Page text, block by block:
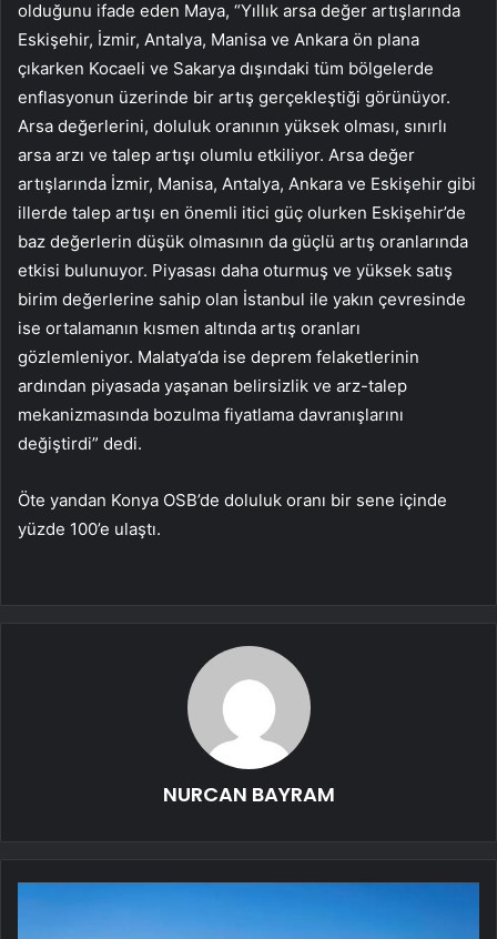
olduğunu ifade eden Maya, “Yıllık arsa değer artışlarında
Eskişehir, İzmir, Antalya, Manisa ve Ankara ön plana
çıkarken Kocaeli ve Sakarya dışındaki tüm bölgelerde
enflasyonun üzerinde bir artış gerçekleştiği görünüyor.
Arsa değerlerini, doluluk oranının yüksek olması, sınırlı
arsa arzı ve talep artışı olumlu etkiliyor. Arsa değer
artışlarında İzmir, Manisa, Antalya, Ankara ve Eskişehir gibi
illerde talep artışı en önemli itici güç olurken Eskişehir’de
baz değerlerin düşük olmasının da güçlü artış oranlarında
etkisi bulunuyor. Piyasası daha oturmuş ve yüksek satış
birim değerlerine sahip olan İstanbul ile yakın çevresinde
ise ortalamanın kısmen altında artış oranları
gözlemleniyor. Malatya’da ise deprem felaketlerinin
ardından piyasada yaşanan belirsizlik ve arz-talep
mekanizmasında bozulma fiyatlama davranışlarını
değiştirdi” dedi.
Öte yandan Konya OSB’de doluluk oranı bir sene içinde
yüzde 100’e ulaştı.
NURCAN BAYRAM